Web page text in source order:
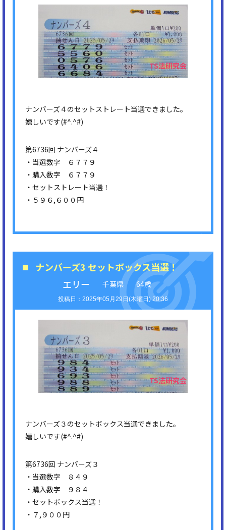
ナンバーズ４のセットストレート当選できました。
嬉しいです(#^.^#)
第6736回 ナンバーズ４
・当選数字 ６７７９
・購入数字 ６７７９
・セットストレート当選！
・５９６,６００円
ナンバーズ3 セットボックス当選！
エリー
千葉県 64歳
2025年05月29日(木曜日) 20:36
ナンバーズ３のセットボックス当選できました。
嬉しいです(#^.^#)
第6736回 ナンバーズ３
・当選数字 ８４９
・購入数字 ９８４
・セットボックス当選！
・７,９００円